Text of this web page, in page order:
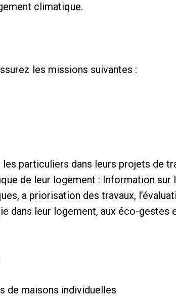
climatique.
les missions suivantes :
particuliers dans leurs projets de
de leur logement : Information sur
a priorisation des travaux,
dans leur logement, aux éco-gestes
de maisons individuelles